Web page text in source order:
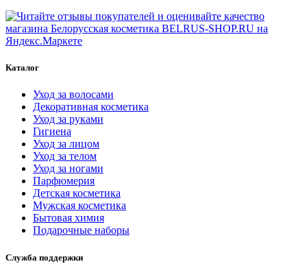
Каталог
Уход за волосами
Декоративная косметика
Уход за руками
Гигиена
Уход за лицом
Уход за телом
Уход за ногами
Парфюмерия
Детская косметика
Мужская косметика
Бытовая химия
Подарочные наборы
Служба поддержки